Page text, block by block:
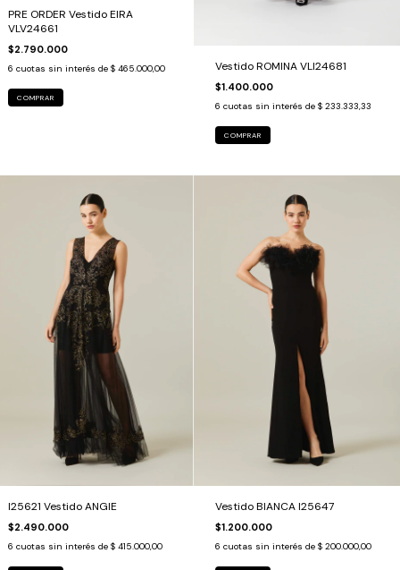
PRE ORDER Vestido EIRA
VLV24661
$2.790.000
6 cuotas sin interés de $ 465.000,00
COMPRAR
Vestido ROMINA VLI24681
$1.400.000
6 cuotas sin interés de $ 233.333,33
COMPRAR
I25621 Vestido ANGIE
$2.490.000
6 cuotas sin interés de $ 415.000,00
Vestido BIANCA I25647
$1.200.000
6 cuotas sin interés de $ 200.000,00